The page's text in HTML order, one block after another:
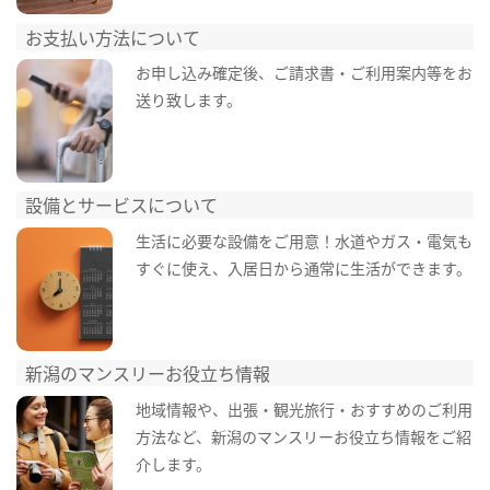
お支払い方法について
お申し込み確定後、ご請求書・ご利用案内等をお
送り致します。
設備とサービスについて
生活に必要な設備をご用意！水道やガス・電気も
すぐに使え、入居日から通常に生活ができます。
新潟のマンスリーお役立ち情報
地域情報や、出張・観光旅行・おすすめのご利用
方法など、新潟のマンスリーお役立ち情報をご紹
介します。